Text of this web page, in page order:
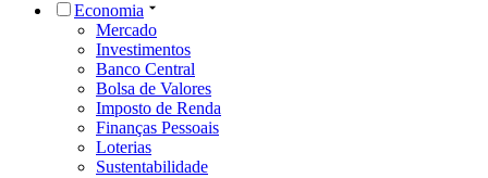
Economia
Mercado
Investimentos
Banco Central
Bolsa de Valores
Imposto de Renda
Finanças Pessoais
Loterias
Sustentabilidade